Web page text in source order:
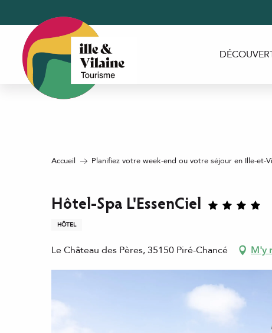
contenu
principal
Accueil Planifiez votre week-end ou votre séjour en Ille-et-
Hôtel-Spa L'EssenCiel
HÔTEL
Le Château des Pères, 35150 Piré-Chancé M'y